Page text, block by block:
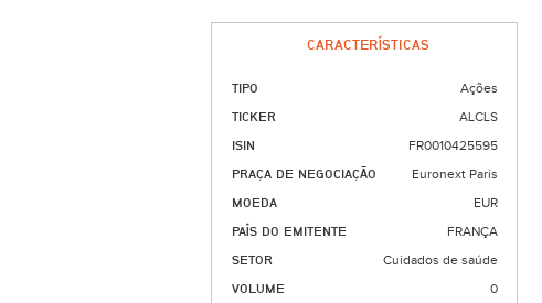
CARACTERÍSTICAS
TIPO Ações
TICKER ALCLS
ISIN FR0010425595
PRAÇA DE NEGOCIAÇÃO Euronext Paris
MOEDA EUR
PAÍS DO EMITENTE FRANÇA
SETOR Cuidados de saúde
VOLUME 0